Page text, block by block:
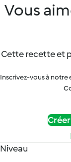
Vous
Cette recette et
Inscrivez-vous à notre
Niveau